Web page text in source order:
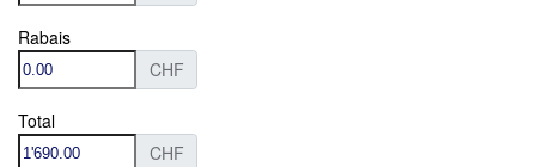
Rabais
CHF
Total
CHF